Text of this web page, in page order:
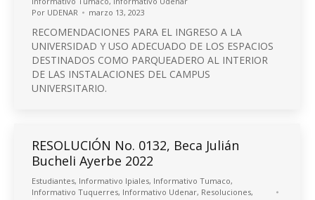
Por UDENAR marzo 13, 2023
RECOMENDACIONES PARA EL INGRESO A LA
UNIVERSIDAD Y USO ADECUADO DE LOS ESPACIOS
DESTINADOS COMO PARQUEADERO AL INTERIOR
DE LAS INSTALACIONES DEL CAMPUS
UNIVERSITARIO.
RESOLUCIÓN No. 0132, Beca Julián
Bucheli Ayerbe 2022
Estudiantes, Informativo Ipiales, Informativo Tumaco,
Informativo Tuquerres, Informativo Udenar, Resoluciones,